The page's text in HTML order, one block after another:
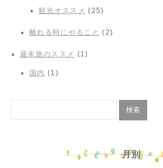
観光オススメ (25)
離れる時にやること (2)
週末旅のススメ (1)
国内 (1)
月別